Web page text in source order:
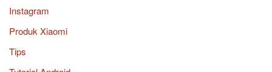
Instagram
Produk Xiaomi
Tips